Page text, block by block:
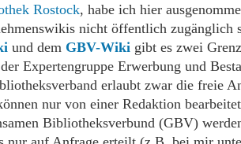
Rostock, habe ich hier
nicht öffentlich zugänglich
und dem GBV-Wiki gibt es zwei
Expertengruppe Erwerbung und
erlaubt zwar die freie
nur von einer Redaktion
Bibliotheksverbund (GBV)